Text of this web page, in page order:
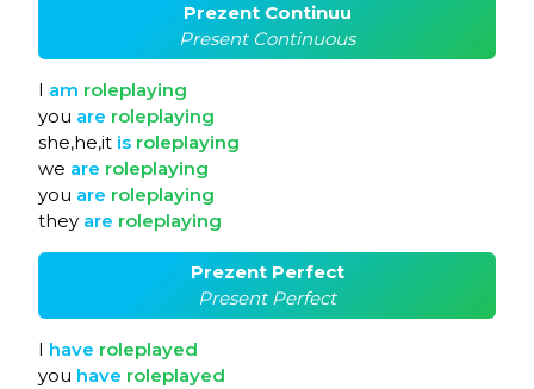
Prezent Continuu
Present Continuous
I am roleplaying
you are roleplaying
she,he,it is roleplaying
we are roleplaying
you are roleplaying
they are roleplaying
Prezent Perfect
Present Perfect
I have roleplayed
you have roleplayed